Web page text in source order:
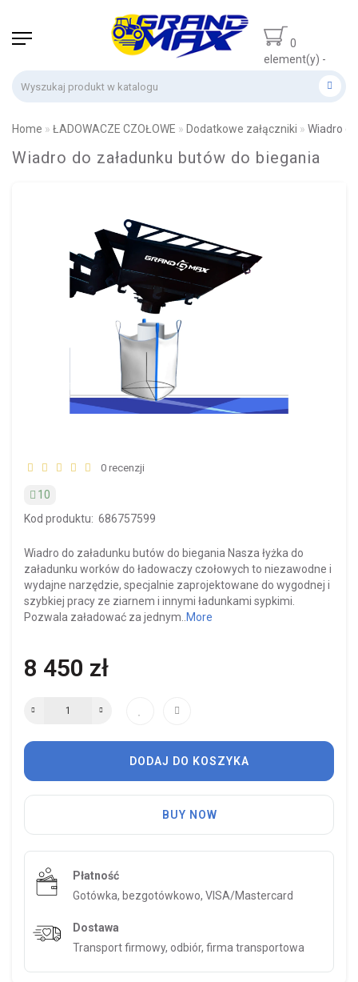
0
element(y) -
Home ŁADOWACZE CZOŁOWE Dodatkowe załączniki Wiadro
Wiadro do załadunku butów do biegania
0 recenzji
10
Kod produktu: 686757599
Wiadro do załadunku butów do biegania Nasza łyżka do
załadunku worków do ładowaczy czołowych to niezawodne i
wydajne narzędzie, specjalnie zaprojektowane do wygodnej i
szybkiej pracy ze ziarnem i innymi ładunkami sypkimi.
Pozwala załadować za jednym.. More
8 450 zł
DODAJ DO KOSZYKA
BUY NOW
Płatność
Gotówka, bezgotówkowo, VISA/Mastercard
Dostawa
Transport firmowy, odbiór, firma transportowa